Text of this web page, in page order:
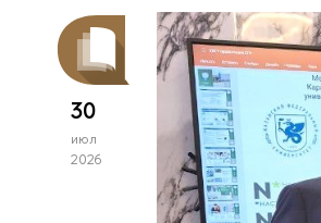
30
июл
2026